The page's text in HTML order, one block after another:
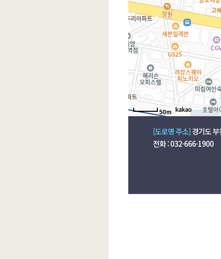
50m
[도로명 주소]경기도
전화 : 032-666-1900